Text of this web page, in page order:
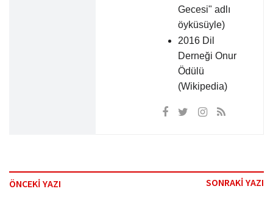
Gecesi" adlı
öyküsüyle)
2016 Dil
Derneği Onur
Ödülü
(Wikipedia)
ÖNCEKİ YAZI SONRAKİ YAZI